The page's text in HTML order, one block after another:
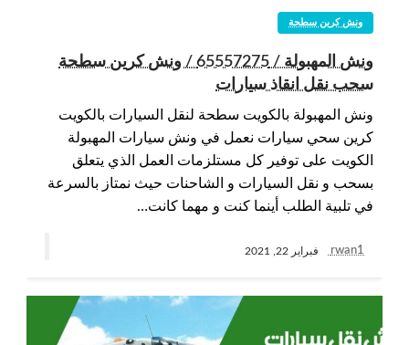
ونش كرين سطحة
ونش المهبولة / 65557275 / ونش كرين سطحة
سحب نقل انقاذ سيارات
ونش المهبولة بالكويت سطحة لنقل السيارات بالكويت
كرين سحي سيارات نعمل في ونش سيارات المهبولة
الكويت على توفير كل مستلزمات العمل الذي يتعلق
بسحب و نقل السيارات و الشاحنات حيث نمتاز بالسرعة
في تلبية الطلب أينما كنت و مهما كانت…
rwan1 فبراير 22, 2021